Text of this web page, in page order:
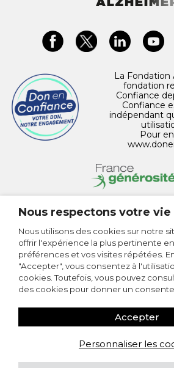
La
fondation
Confiance
Confiance
indépendant
Pour
MENTIONS
POLITIQUE DE
Nous respectons votre
Nous utilisons des cookies sur notre
offrir l'expérience la plus pertinente
préférences et vos visites répétées.
"Accepter", vous consentez à
cookies. Toutefois, vous pouvez
des cookies pour donner un
Personnaliser les
Accepter